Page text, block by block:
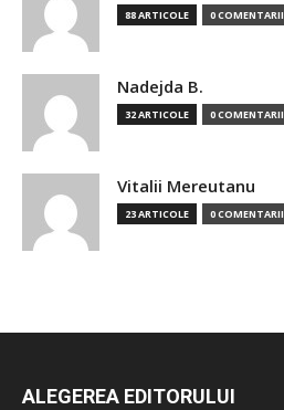
88 ARTICOLE 0 COMENTARII
Nadejda B.
32 ARTICOLE 0 COMENTARII
Vitalii Mereutanu
23 ARTICOLE 0 COMENTARII
ALEGEREA EDITORULUI